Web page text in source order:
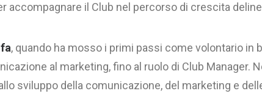
accompagnare il Club nel percorso di crescita
, quando ha mosso i primi passi come volontario in
al marketing, fino al ruolo di Club Manager.
sviluppo della comunicazione, del marketing e